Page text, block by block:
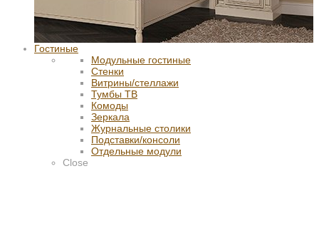
Гостиные
Модульные гостиные
Стенки
Витрины/стеллажи
Тумбы ТВ
Комоды
Зеркала
Журнальные столики
Подставки/консоли
Отдельные модули
Close